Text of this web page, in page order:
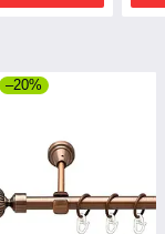
–20%